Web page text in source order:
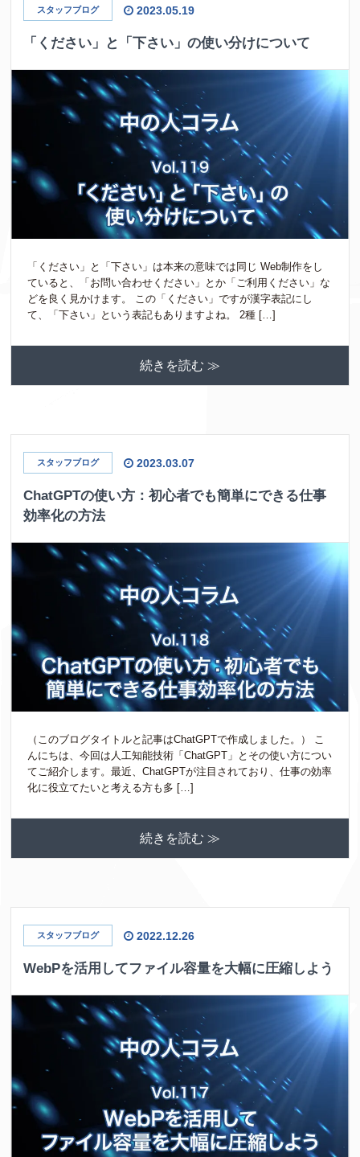
スタッフブログ 2023.05.19
「ください」と「下さい」の使い分けについて
「ください」と「下さい」は本来の意味では同じ Web制作をし
ていると、「お問い合わせください」とか「ご利用ください」な
どを良く見かけます。 この「ください」ですが漢字表記にし
て、「下さい」という表記もありますよね。 2種 […]
続きを読む ≫
スタッフブログ 2023.03.07
ChatGPTの使い方：初心者でも簡単にできる仕事
効率化の方法
（このブログタイトルと記事はChatGPTで作成しました。） こ
んにちは、今回は人工知能技術「ChatGPT」とその使い方につい
てご紹介します。最近、ChatGPTが注目されており、仕事の効率
化に役立てたいと考える方も多 […]
続きを読む ≫
スタッフブログ 2022.12.26
WebPを活用してファイル容量を大幅に圧縮しよう